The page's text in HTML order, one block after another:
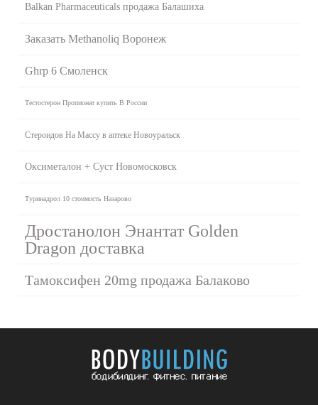
Balkan Pharmaceuticals продажа Балашиха
Заказать Methanoliq Воронеж
Ghrp 6 Смоленск
Тестостерон Пропионат купить В России
Стероидов На Массу в аптеке Новоуральск
Оксиметалон + Суст Новомосковск
Туринадрол 10 стоимость Назарово
Дростанолон Энантат Golden
Dragon доставка
Тамоксифен 20mg продажа Балаково